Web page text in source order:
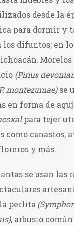
desde la
para dormir y
difuntos; en
(Pinus
montezumae)se
en forma de
para tejer
como canastos,
y más.
se usan las
perlita
, arbusto